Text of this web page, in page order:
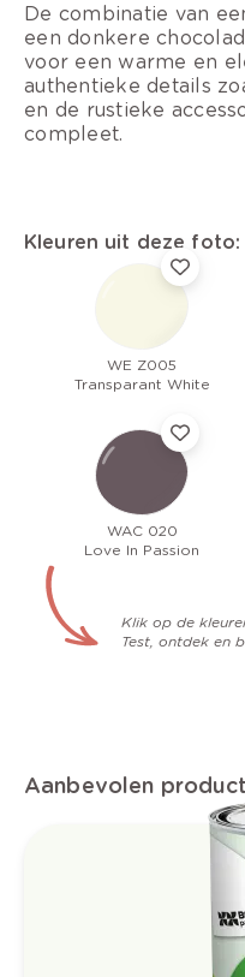
De combinatie van
een donkere
voor een warme en
authentieke details
en de rustieke
compleet.
Kleuren uit deze foto:
WE Z005
Transparant White
WAC 020
Love In Passion
Klik op de
Test, ontdek en
Aanbevolen